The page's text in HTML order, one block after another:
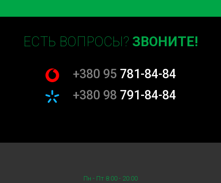
ЕСТЬ ВОПРОСЫ? ЗВОНИТЕ!
+380 95 781-84-84
+380 98 791-84-84
Пн - Пт 8:00 - 20:00